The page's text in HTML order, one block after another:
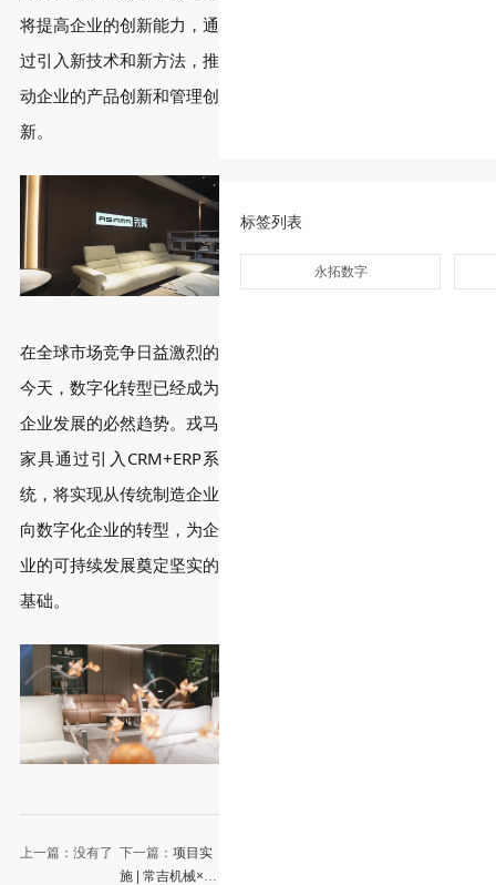
将提高企业的创新能力，通
过引入新技术和新方法，推
动企业的产品创新和管理创
新。
在全球市场竞争日益激烈的
今天，数字化转型已经成为
企业发展的必然趋势。戎马
家具通过引入CRM+ERP系
统，将实现从传统制造企业
向数字化企业的转型，为企
业的可持续发展奠定坚实的
基础。
上一篇：没有了 下一篇： 项目实
施 | 常吉机械×永
标签列表
永拓数字